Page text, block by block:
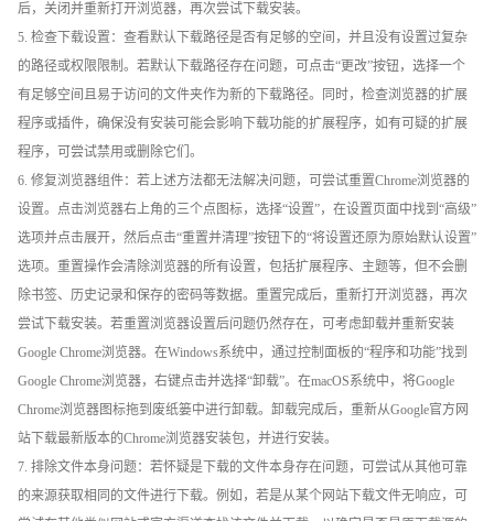
后，关闭并重新打开浏览器，再次尝试下载安装。
5. 检查下载设置：查看默认下载路径是否有足够的空间，并且没有设置过复杂
的路径或权限限制。若默认下载路径存在问题，可点击“更改”按钮，选择一个
有足够空间且易于访问的文件夹作为新的下载路径。同时，检查浏览器的扩展
程序或插件，确保没有安装可能会影响下载功能的扩展程序，如有可疑的扩展
程序，可尝试禁用或删除它们。
6. 修复浏览器组件：若上述方法都无法解决问题，可尝试重置Chrome浏览器的
设置。点击浏览器右上角的三个点图标，选择“设置”，在设置页面中找到“高级”
选项并点击展开，然后点击“重置并清理”按钮下的“将设置还原为原始默认设置”
选项。重置操作会清除浏览器的所有设置，包括扩展程序、主题等，但不会删
除书签、历史记录和保存的密码等数据。重置完成后，重新打开浏览器，再次
尝试下载安装。若重置浏览器设置后问题仍然存在，可考虑卸载并重新安装
Google Chrome浏览器。在Windows系统中，通过控制面板的“程序和功能”找到
Google Chrome浏览器，右键点击并选择“卸载”。在macOS系统中，将Google
Chrome浏览器图标拖到废纸篓中进行卸载。卸载完成后，重新从Google官方网
站下载最新版本的Chrome浏览器安装包，并进行安装。
7. 排除文件本身问题：若怀疑是下载的文件本身存在问题，可尝试从其他可靠
的来源获取相同的文件进行下载。例如，若是从某个网站下载文件无响应，可